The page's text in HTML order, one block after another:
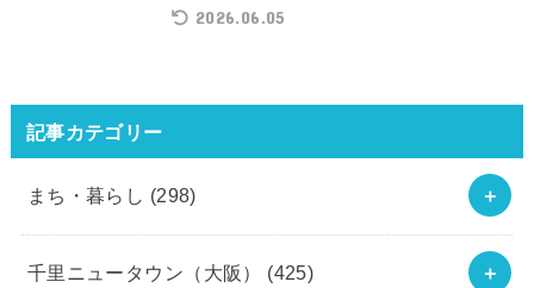
2026.06.05
記事カテゴリー
まち・暮らし (298)
千里ニュータウン（大阪） (425)